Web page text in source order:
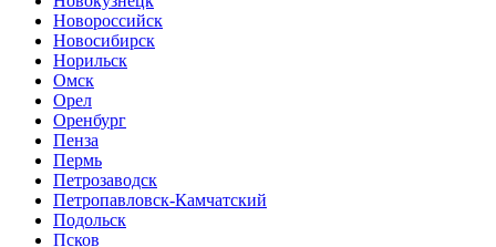
Новороссийск
Новосибирск
Норильск
Омск
Орел
Оренбург
Пенза
Пермь
Петрозаводск
Петропавловск-Камчатский
Подольск
Псков